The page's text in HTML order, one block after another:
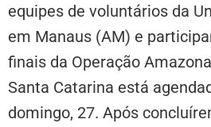
equipes de voluntários da
em Manaus (AM) e
finais da Operação
Santa Catarina está
domingo, 27. Após